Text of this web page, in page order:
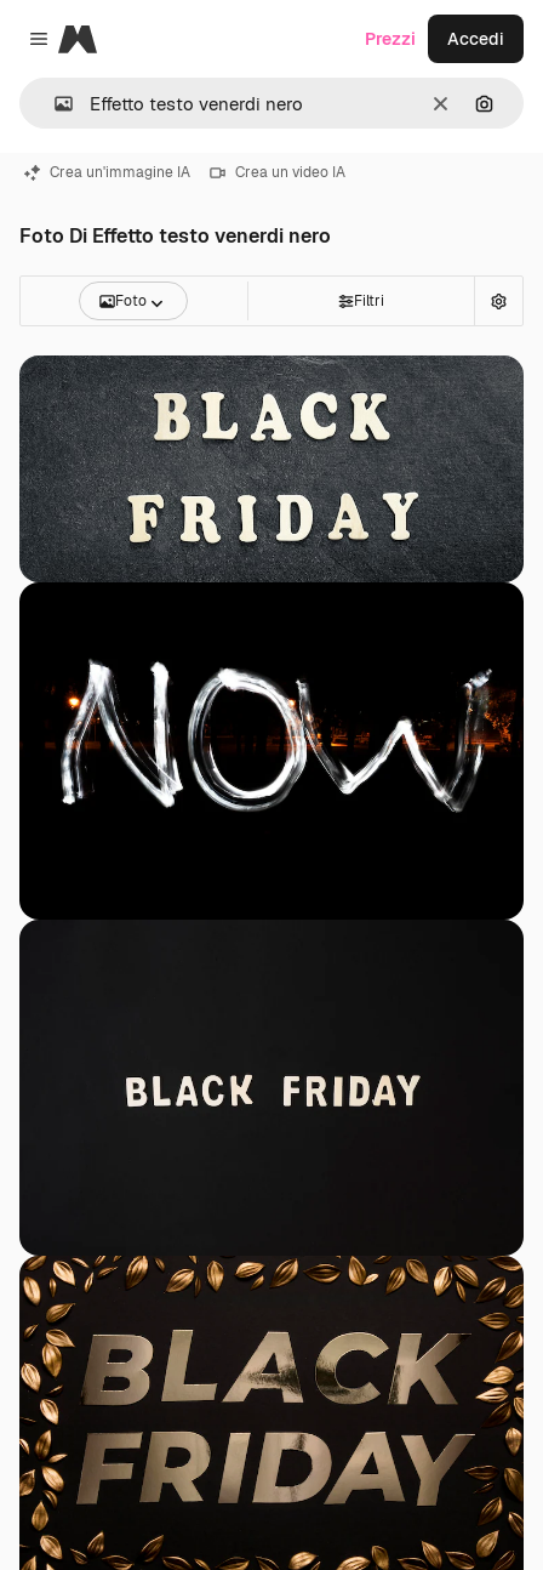
Close menu
Magnific
CancellaCerca
Prezzi Accedi
Crea un'immagine IA Crea un video IA
Foto Di Effetto testo venerdi nero
Foto Filtri